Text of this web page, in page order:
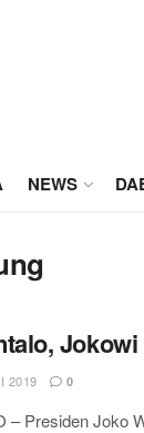
NEWS
2019 0
Presiden Joko